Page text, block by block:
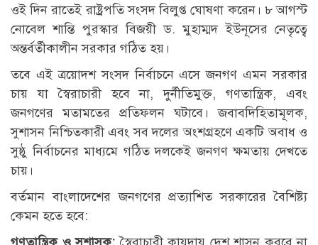
ওই দিন রাতেই রাষ্ট্রপতি সংসদ বিলুপ্ত ঘোষণা করেন। ৮ আগস্ট
নোবেল শান্তি পুরস্কার বিজয়ী ড. মুহাম্মদ ইউনূসের নেতৃত্বে
অন্তর্বর্তীকালীন সরকার গঠিত হয়।
তবে এই ত্রয়োদশ সংসদ নির্বাচনে এসে জনগণ এমন সরকার
চায় যা স্বৈরাচারী হবে না, দুর্নীতিমুক্ত, গণতান্ত্রিক, এবং
জনগণের মতামতের প্রতিফলন ঘটাবে। জবাবদিহিতামূলক,
সুশাসন নিশ্চিতকারী এবং সব দলের অংশগ্রহণে একটি অবাধ ও
সুষ্ঠু নির্বাচনের মাধ্যমে গঠিত দলকেই জনগণ ক্ষমতায় দেখতে
চায়।
বর্তমান বাংলাদেশের জনগণের প্রত্যাশিত সরকারের বৈশিষ্ট্য
কেমন হতে হবে: